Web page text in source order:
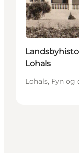
Lohals
Lohals, Fyn og